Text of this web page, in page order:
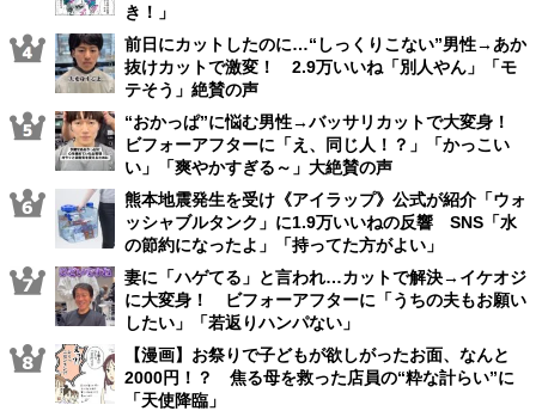
き！」
前日にカットしたのに…“しっくりこない”男性→あか
抜けカットで激変！ 2.9万いいね「別人やん」「モ
テそう」絶賛の声
“おかっぱ”に悩む男性→バッサリカットで大変身！
ビフォーアフターに「え、同じ人！？」「かっこい
い」「爽やかすぎる～」大絶賛の声
熊本地震発生を受け《アイラップ》公式が紹介「ウォ
ッシャブルタンク」に1.9万いいねの反響 SNS「水
の節約になったよ」「持ってた方がよい」
妻に「ハゲてる」と言われ…カットで解決→イケオジ
に大変身！ ビフォーアフターに「うちの夫もお願い
したい」「若返りハンパない」
【漫画】お祭りで子どもが欲しがったお面、なんと
2000円！？ 焦る母を救った店員の“粋な計らい”に
「天使降臨」